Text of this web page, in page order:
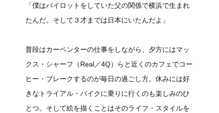
「僕はパイロットをしていた父の関係で横浜で生まれ
たんだ。そして３才までは日本にいたんだよ」
普段はカーペンターの仕事をしながら、夕方にはマッ
クス・シャーフ（Real／4Q）らと近くのカフェでコー
ヒー・ブレークするのが毎日の過ごし方。休みには好
きなトライアル・バイクに乗りに行くのも楽しみのひ
とつ。そして絵を描くことはそのライフ・スタイルを